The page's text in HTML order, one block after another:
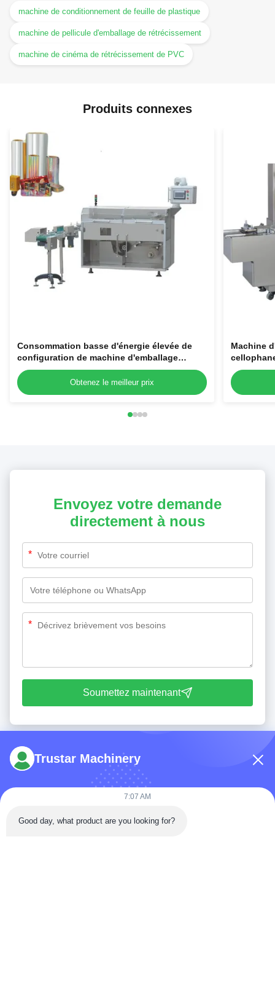
machine de conditionnement de feuille de plastique
machine de pellicule d'emballage de rétrécissement
machine de cinéma de rétrécissement de PVC
Produits connexes
Consommation basse d'énergie élevée de
configuration de machine d'emballage
d'entreprise de petite case
Obtenez le meilleur prix
Machine
Envoyez votre demande
directement à nous
*
*
Soumettez maintenant
Tél: 86-180-5882-0351
Trustar Machinery
7:07 AM
Good day, what product are you looking for?